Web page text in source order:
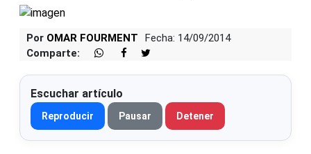
Por OMAR FOURMENT
Fecha: 14/09/2014
Comparte:
Escuchar artículo
Reproducir Pausar Detener